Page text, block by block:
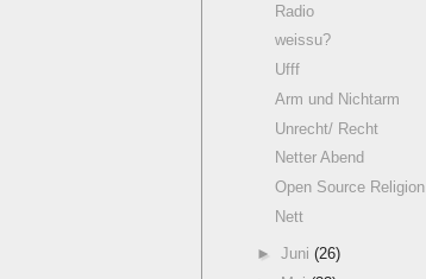
Radio
weissu?
Ufff
Arm und Nichtarm
Unrecht/ Recht
Netter Abend
Open Source Religion
Nett
► Juni (26)